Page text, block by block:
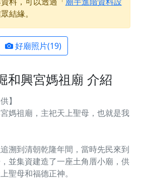
結緣。
好廟照片(19)
和興宮媽祖廟 介紹
】
媽祖廟，主祀天上聖母，也就是我
溯到清朝乾隆年間，當時先民來到
並集資建造了一座土角厝小廟，供
聖母和福德正神。